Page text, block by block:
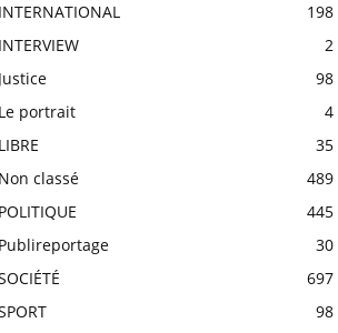
INTERNATIONAL
198
INTERVIEW
2
Justice
98
Le portrait
4
LIBRE
35
Non classé
489
POLITIQUE
445
Publireportage
30
697
98